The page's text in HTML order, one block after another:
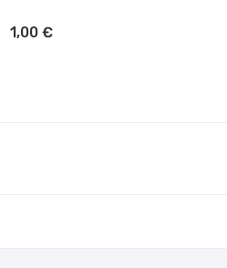
1,00 €